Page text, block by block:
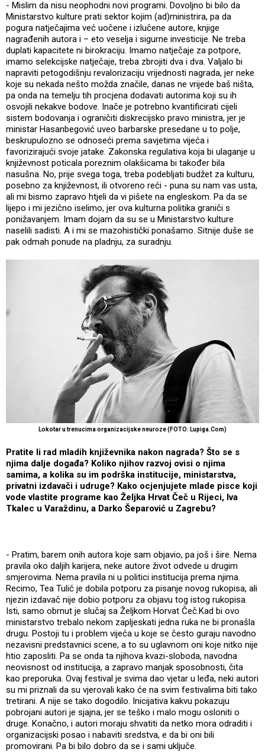
- Mislim da nisu neophodni novi programi. Dovoljno bi bilo da
Ministarstvo kulture prati sektor kojim (ad)ministrira, pa da
pogura natječajima već uočene i izlučene autore, knjige
nagrađenih autora i – eto veselja i sigurne investicije. Ne treba
duplati kapacitete ni birokraciju. Imamo natječaje za potpore,
imamo selekcijske natječaje, treba zbrojiti dva i dva. Valjalo bi
napraviti petogodišnju revalorizaciju vrijednosti nagrada, jer neke
koje su nekada nešto možda značile, danas ne vrijede baš ništa,
pa onda na temelju tih procjena dodavati autorima koji su ih
osvojili nekakve bodove. Inače je potrebno kvantificirati cijeli
sistem bodovanja i ograničiti diskrecijsko pravo ministra, jer je
ministar Hasanbegović uveo barbarske presedane u to polje,
beskrupulozno se odnoseći prema savjetima vijeća i
favorizirajući svoje jatake. Zakonska regulativa koja bi ulaganje u
književnost poticala poreznim olakšicama bi također bila
nasušna. No, prije svega toga, treba podebljati budžet za kulturu,
posebno za književnost, ili otvoreno reći - puna su nam vas usta,
ali mi bismo zapravo htjeli da vi pišete na engleskom. Pa da se
lijepo i mi jezično iselimo, jer ova kulturna politika graniči s
ponižavanjem. Imam dojam da su se u Ministarstvo kulture
naselili sadisti. A i mi se mazohistički ponašamo. Sitnije duše se
pak odmah ponude na pladnju, za suradnju.
Lokotar u trenucima organizacijske neuroze (FOTO: Lupiga.Com)
Pratite li rad mladih književnika nakon nagrada? Što se s
njima dalje događa? Koliko njihov razvoj ovisi o njima
samima, a kolika su im podrška institucije, ministarstva,
privatni izdavači i udruge? Kako ocjenjujete mlade pisce koji
vode vlastite programe kao Željka Hrvat Čeč u Rijeci, Iva
Tkalec u Varaždinu, a Darko Šeparović u Zagrebu?
- Pratim, barem onih autora koje sam objavio, pa još i šire. Nema
pravila oko daljih karijera, neke autore život odvede u drugim
smjerovima. Nema pravila ni u politici institucija prema njima.
Recimo, Tea Tulić je dobila potporu za pisanje novog rukopisa, ali
njezin izdavač nije dobio potporu za objavu tog istog rukopisa.
Isti, samo obrnut je slučaj sa Željkom Horvat Čeč.Kad bi ovo
ministarstvo trebalo nekom zapljeskati jedna ruka ne bi pronašla
drugu. Postoji tu i problem vijeća u koje se često guraju navodno
nezavisni predstavnici scene, a to su uglavnom oni koje nitko nije
htio zaposliti. Pa se onda ta njihova kvazi-sloboda, navodna
neovisnost od institucija, a zapravo manjak sposobnosti, čita
kao preporuka. Ovaj festival je svima dao vjetar u leđa, neki autori
su mi priznali da su vjerovali kako će na svim festivalima biti tako
tretirani. A nije se tako dogodilo. Inicijativa kakvu pokazuju
pobrojani autori je sjajna, jer se teško i malo mogu osloniti o
druge. Konačno, i autori moraju shvatiti da netko mora odraditi i
organizacijski posao i nabaviti sredstva, e da bi oni bili
promovirani. Pa bi bilo dobro da se i sami uključe.